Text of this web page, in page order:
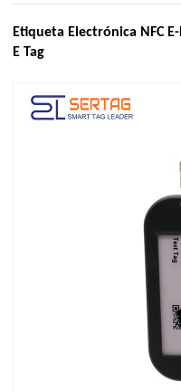
Etiqueta Electrónica NFC
E Tag